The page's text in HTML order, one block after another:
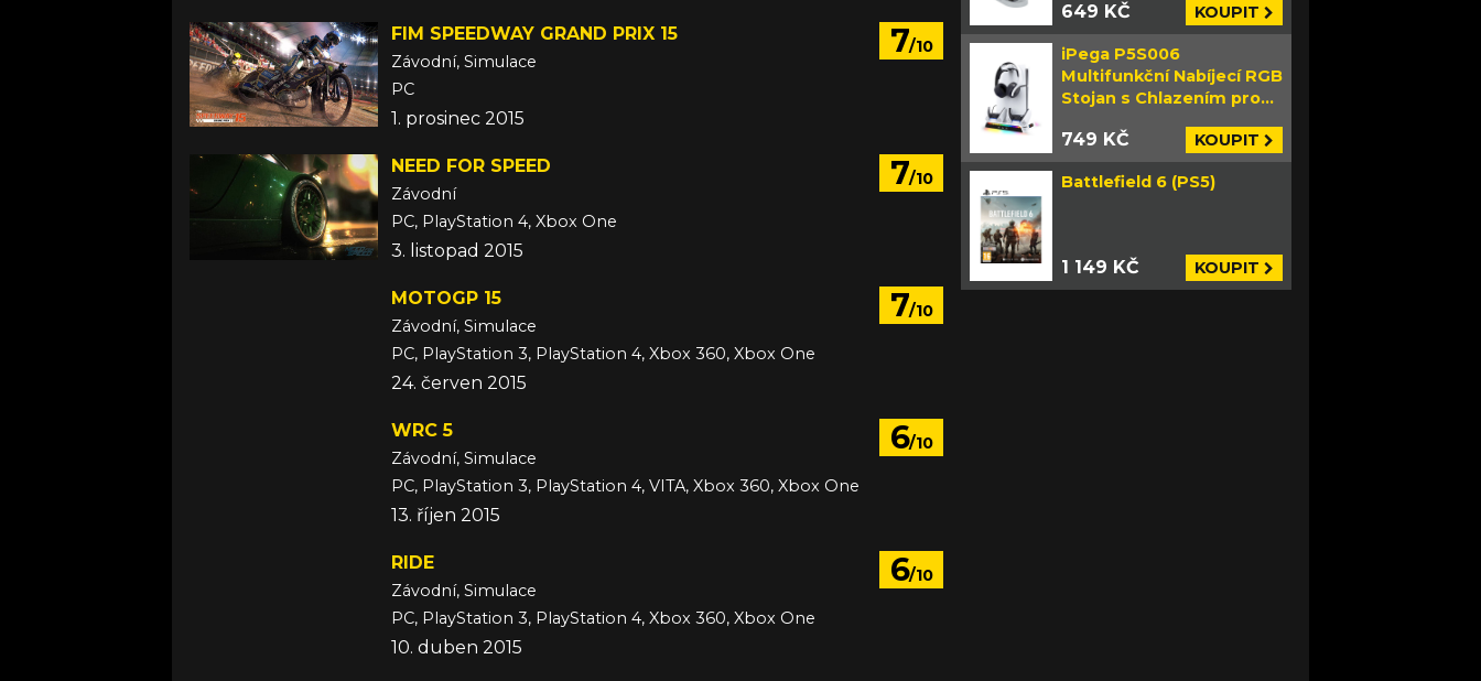
7/10
FIM SPEEDWAY GRAND PRIX 15
Závodní, Simulace
PC
1. prosinec 2015
7/10
NEED FOR SPEED
Závodní
PC, PlayStation 4, Xbox One
3. listopad 2015
7/10
MOTOGP 15
Závodní, Simulace
PC, PlayStation 3, PlayStation 4, Xbox 360, Xbox One
24. červen 2015
6/10
WRC 5
Závodní, Simulace
PC, PlayStation 3, PlayStation 4, VITA, Xbox 360, Xbox One
13. říjen 2015
6/10
RIDE
Závodní, Simulace
PC, PlayStation 3, PlayStation 4, Xbox 360, Xbox One
10. duben 2015
649 KČ KOUPIT
iPega P5S006
Multifunkční Nabíjecí RGB
Stojan s Chlazením pro
749 KČ KOUPIT
Battlefield 6 (PS5)
1 149 KČ KOUPIT